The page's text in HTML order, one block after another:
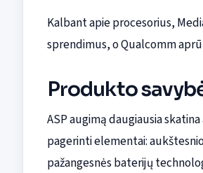
Kalbant apie procesorius,
sprendimus, o Qualcomm
Produkto
ASP augimą daugiausia
pagerinti elementai:
pažangesnės baterijų